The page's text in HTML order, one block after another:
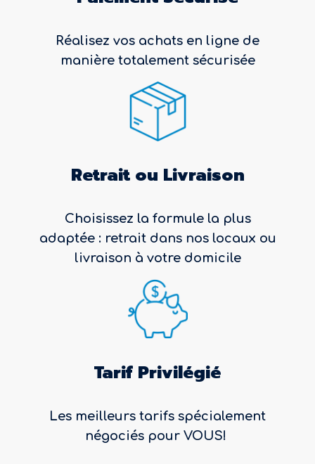
Réalisez vos achats en ligne de
manière totalement sécurisée
Retrait ou Livraison
Choisissez la formule la plus
adaptée : retrait dans nos locaux ou
livraison à votre domicile
Tarif Privilégié
Les meilleurs tarifs spécialement
négociés pour VOUS!